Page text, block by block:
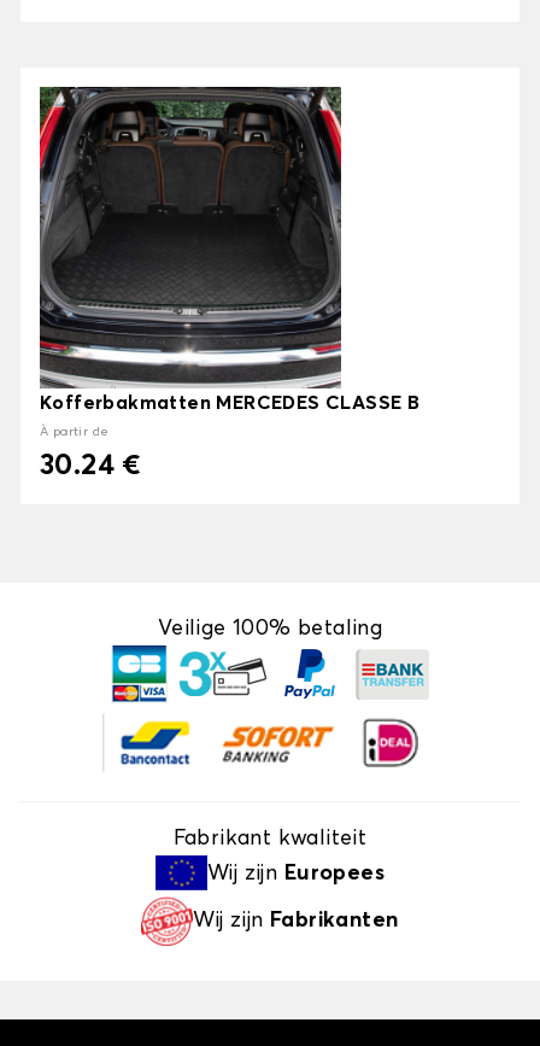
Kofferbakmatten MERCEDES CLASSE B
À partir de
30.24 €
Veilige 100% betaling
Fabrikant kwaliteit
Wij zijn Europees
Wij zijn Fabrikanten